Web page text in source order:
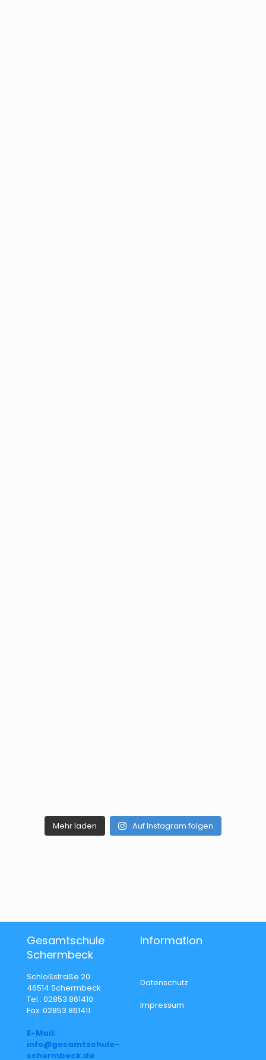
Mehr laden Auf Instagram folgen
Gesamtschule
Schermbeck
Schloßstraße 20
46514 Schermbeck
Tel.: 02853 861410
Fax: 02853 861411
E-Mail:
info@gesamtschule-
schermbeck.de
Information
Datenschutz
Impressum